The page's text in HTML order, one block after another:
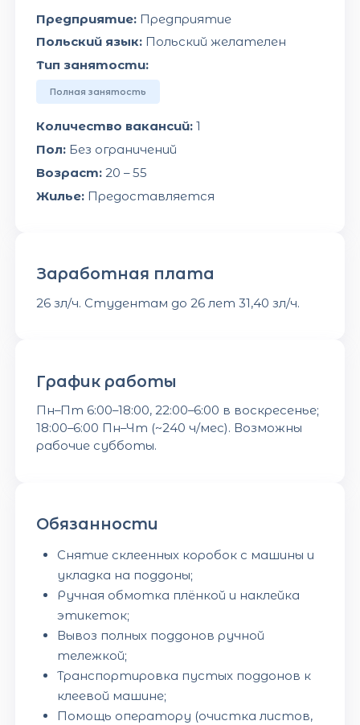
Предприятие: Предприятие
Польский язык: Польский желателен
Тип занятости:
Полная занятость
Количество вакансий: 1
Пол: Без ограничений
Возраст: 20 – 55
Жилье: Предоставляется
Заработная плата
26 зл/ч. Студентам до 26 лет 31,40 зл/ч.
График работы
Пн–Пт 6:00–18:00, 22:00–6:00 в воскресенье;
18:00–6:00 Пн–Чт (~240 ч/мес). Возможны
рабочие субботы.
Обязанности
Снятие склеенных коробок с машины и
укладка на поддоны;
Ручная обмотка плёнкой и наклейка
этикеток;
Вывоз полных поддонов ручной
тележкой;
Транспортировка пустых поддонов к
клеевой машине;
Помощь оператору (очистка листов,